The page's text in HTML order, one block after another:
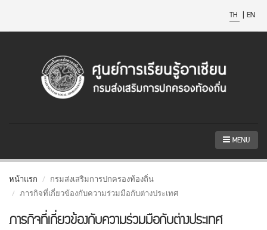
TH | EN
MENU
หน้าแรก
กรมส่งเสริมการปกครองท้องถิ่น
ภารกิจที่เกี่ยวข้องกับความร่วมมือกับต่างประเทศ
ภารกิจที่เกี่ยวข้องกับความร่วมมือกับต่างประเทศ